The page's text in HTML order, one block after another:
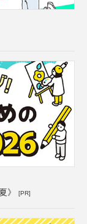
》 [PR]